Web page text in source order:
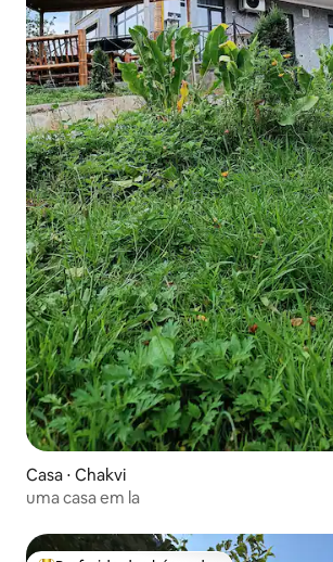
Casa ⋅ Chakvi
uma casa em la